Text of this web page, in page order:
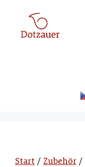
springen
Start / Zubehör /